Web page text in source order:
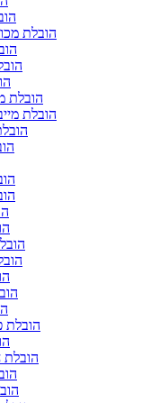
הובלת
הובלת
הובלת
הובלת
הובלת